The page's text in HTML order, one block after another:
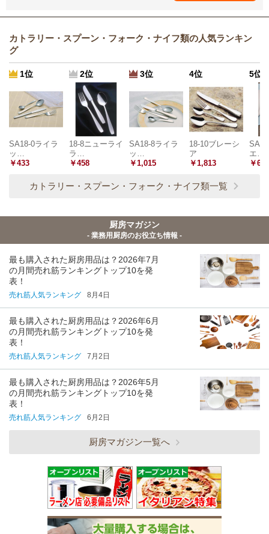
カトラリー・スプーン・フォーク・ナイフ類の人気ランキン
グ
1位
SA18-0ライラ
ッ…
￥433
2位
18-8ニューライ
ラ…
￥458
3位
SA18-8ライラ
ッ…
￥1,015
4位
18-10ブレーシ
ア
￥1,813
5位
エ…
￥624
カトラリー・スプーン・フォーク・ナイフ類一覧
厨房マガジン
- 業務用厨房のお役立ち情報 -
最も購入された厨房用品は？2026年7月
の月間売れ筋ランキングトップ10を発
表！
売れ筋人気ランキング 8月4日
最も購入された厨房用品は？2026年6月
の月間売れ筋ランキングトップ10を発
表！
売れ筋人気ランキング 7月2日
最も購入された厨房用品は？2026年5月
の月間売れ筋ランキングトップ10を発
表！
売れ筋人気ランキング 6月2日
厨房マガジン一覧へ